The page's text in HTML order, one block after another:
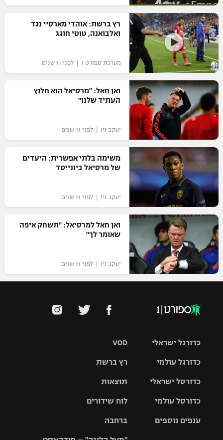
רץ ברשת: אוהדי מארסיי נגד
ואלבואנה, טוטי חוגג
מערכת ספורט 1 | לפני 11 שנים
ואן חאל: "מרסיאל הוא חלוץ
העתיד שלנו"
יעקב זיו | לפני 11 שנים
משימה בלתי אפשרית: היעדים
של מרסיאל ביונייטד
יעקב זיו | לפני 11 שנים
ואן חאל למרסיאל: "תשחק איפה
שאומר לך"
יעקב זיו | לפני 11 שנים
VOD
רץ ברשת
תוצאות
לוח שידורים
ברחבה
כדורגל ישראלי
גביע הטוטו
כדורגל עולמי
האלופות
ליגה
כדורסל ישראלי
סל
כדורסל עולמי
ענפים נוספים